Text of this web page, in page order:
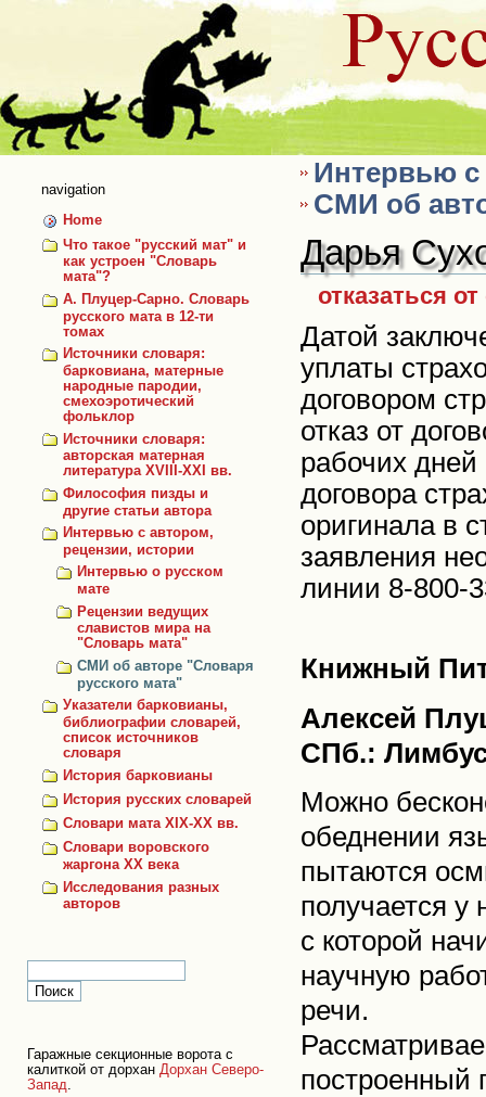
navigation
Home
Что такое "русский мат" и
как устроен "Словарь
мата"?
А. Плуцер-Сарно. Словарь
русского мата в 12-ти
томах
Источники словаря:
барковиана, матерные
народные пародии,
смехоэротический
фольклор
Источники словаря:
авторская матерная
литература XVIII-XXI вв.
Философия пизды и
другие статьи автора
Интервью с автором,
рецензии, истории
Интервью о русском
мате
Рецензии ведущих
славистов мира на
"Словарь мата"
СМИ об авторе "Словаря
русского мата"
Указатели барковианы,
библиографии словарей,
список источников
словаря
История барковианы
История русских словарей
Словари мата XIX-XX вв.
Словари воровского
жаргона ХХ века
Исследования разных
авторов
Гаражные секционные ворота с
калиткой от дорхан Дорхан Северо-
Запад
Интервью с
СМИ об
Дарья
отказаться
Датой
уплаты
договором
отказ от
рабочих дней
договора
оригинала в
заявления
линии 8-800-
Книжный
Алексей
СПб.:
Можно
обеднении
пытаются
получается у
с которой
научную
речи.
построенный